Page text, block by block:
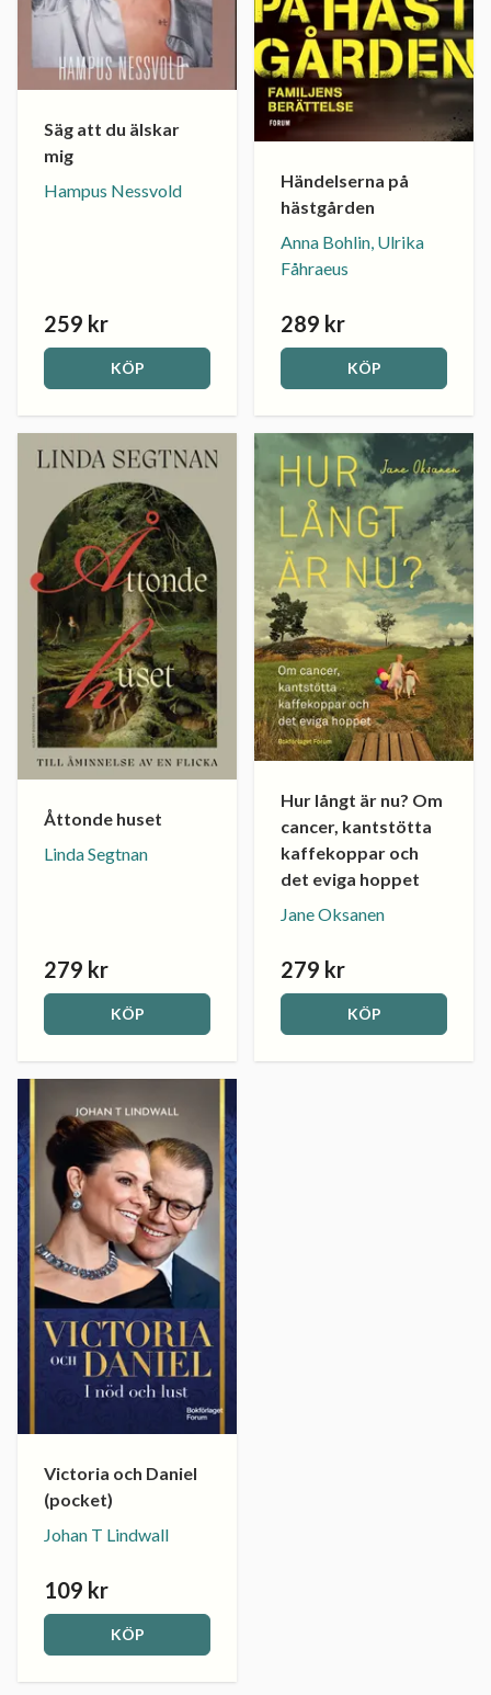
Säg att du älskar
mig
Hampus Nessvold
259 kr
KÖP
Händelserna på
hästgården
Anna Bohlin, Ulrika
Fåhraeus
289 kr
KÖP
Åttonde huset
Linda Segtnan
279 kr
KÖP
Hur långt är nu? Om
cancer, kantstötta
kaffekoppar och
det eviga hoppet
Jane Oksanen
279 kr
KÖP
Victoria och Daniel
(pocket)
Johan T Lindwall
109 kr
KÖP